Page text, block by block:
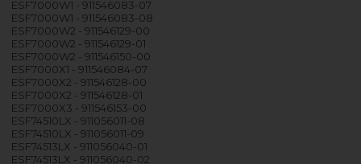
ESF7000W1 - 911546083-07
ESF7000W1 - 911546083-08
ESF7000W2 - 911546129-00
ESF7000W2 - 911546129-01
ESF7000W2 - 911546150-00
ESF7000X1 - 911546084-07
ESF7000X2 - 911546128-00
ESF7000X2 - 911546128-01
ESF7000X3 - 911546153-00
ESF74510LX - 911056011-08
ESF74510LX - 911056011-09
ESF74513LX - 911056040-01
ESF74513LX - 911056040-02